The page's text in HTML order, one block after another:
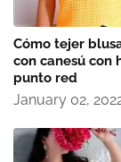
Cómo tejer
con canesú con
punto red
January 02,